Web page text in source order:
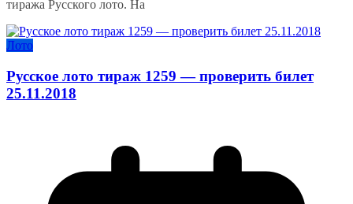
тиража Русского лото. На
Лото
Русское лото тираж 1259 — проверить билет
25.11.2018